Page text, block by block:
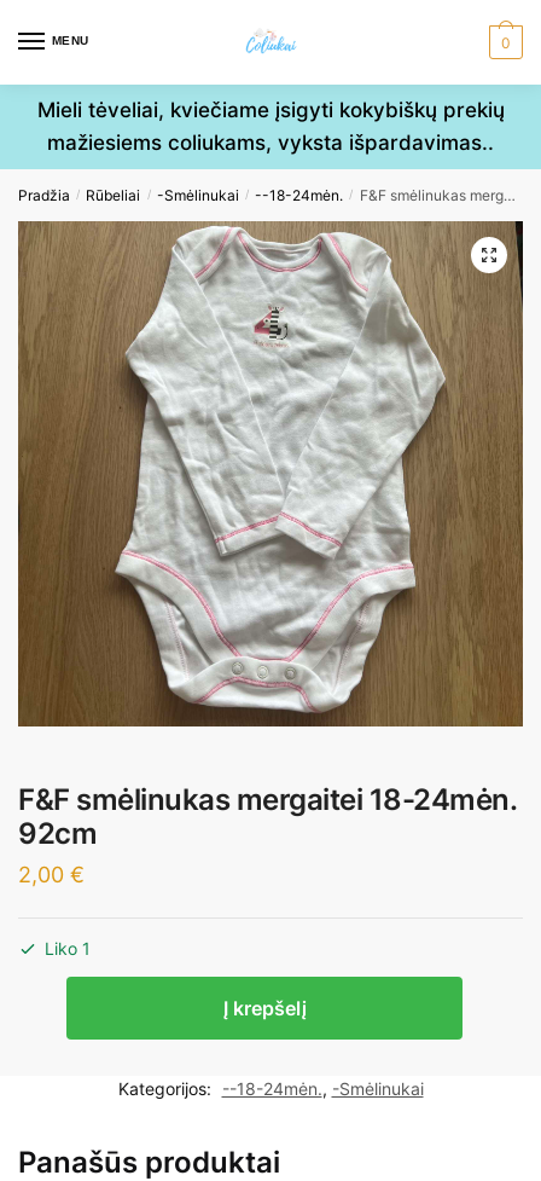
MENU 0
Mieli tėveliai, kviečiame įsigyti kokybiškų prekių
mažiesiems coliukams, vyksta išpardavimas..
Pradžia / Rūbeliai / -Smėlinukai / --18-24mėn. / F&F smėlinukas mergaitei 18-24mėn. 92cm
F&F smėlinukas mergaitei 18-24mėn.
92cm
2,00 €
Liko 1
24mėn.
Į krepšelį
Kategorijos: --18-24mėn., -Smėlinukai
Panašūs produktai